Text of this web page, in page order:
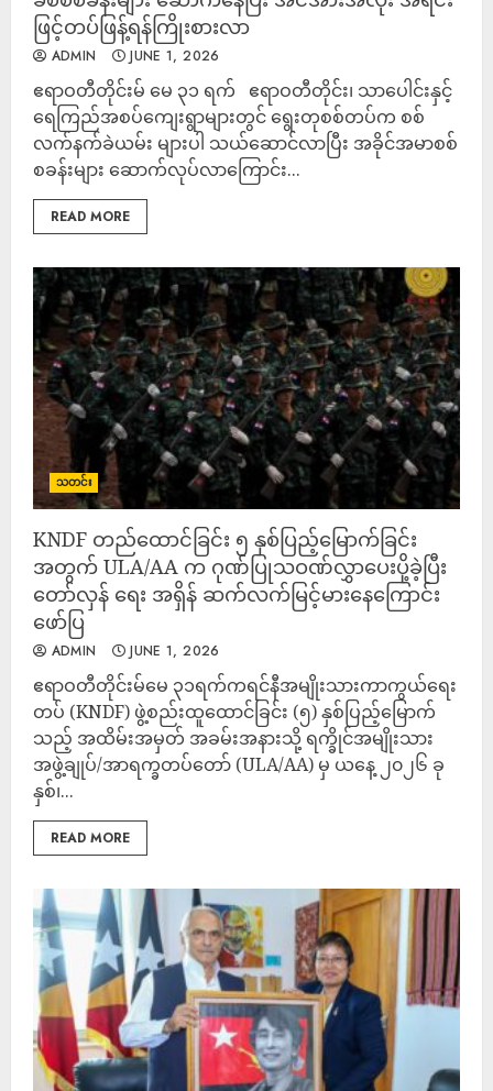
ဖြင့်တပ်ဖြန့်ရန်ကြိုးစားလာ
ADMIN JUNE 1, 2026
ဧရာဝတီတိုင်းမ် မေ ၃၁ ရက် ဧရာဝတီတိုင်း၊ သာပေါင်းနှင့်
ရေကြည်အစပ်ကျေးရွာများတွင် ရွေးတုစစ်တပ်က စစ်
လက်နက်ခဲယမ်း များပါ သယ်ဆောင်လာပြီး အခိုင်အမာစစ်
စခန်းများ ဆောက်လုပ်လာကြောင်း...
READ MORE
သတင်း
KNDF တည်ထောင်ခြင်း ၅ နှစ်ပြည့်မြောက်ခြင်း
အတွက် ULA/AA က ဂုဏ်ပြုသဝဏ်လွှာပေးပို့ခဲ့ပြီး
တော်လှန် ရေး အရှိန် ဆက်လက်မြင့်မားနေကြောင်း
ဖော်ပြ
ADMIN JUNE 1, 2026
‎ဧရာဝတီတိုင်းမ်‎မေ ၃၁ရက်‎ကရင်နီအမျိုးသားကာကွယ်ရေး
တပ် (KNDF) ဖွဲ့စည်းထူထောင်ခြင်း (၅) နှစ်ပြည့်မြောက်
သည့် အထိမ်းအမှတ် အခမ်းအနားသို့ ရက္ခိုင်အမျိုးသား
အဖွဲ့ချုပ်/အာရက္ခတပ်တော် (ULA/AA) မှ ယနေ့ ၂၀၂၆ ခု
နှစ်၊...
READ MORE